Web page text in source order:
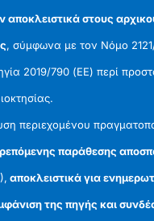
αποκλειστικά στους
, σύμφωνα με τον Νόμο
2019/790 (ΕΕ) περί
περιεχομένου
παράθεσης
αποκλειστικά για
της πηγής και